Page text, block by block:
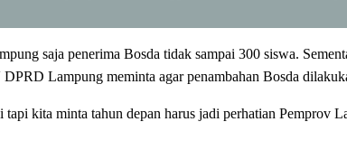
saja penerima Bosda tidak sampai 300 siswa.
Lampung meminta agar penambahan Bosda
kita minta tahun depan harus jadi perhatian